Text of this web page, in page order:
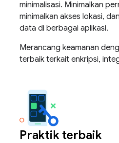
minimalisasi. Minimalkan
minimalkan akses lokasi,
data di berbagai aplikasi.
Merancang keamanan
terbaik terkait enkripsi,
Praktik terbaik